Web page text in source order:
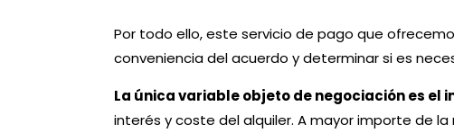
Por todo ello, este servicio de pago que
conveniencia del acuerdo y determinar si es
La única variable objeto de negociación es el
interés y coste del alquiler. A mayor importe de